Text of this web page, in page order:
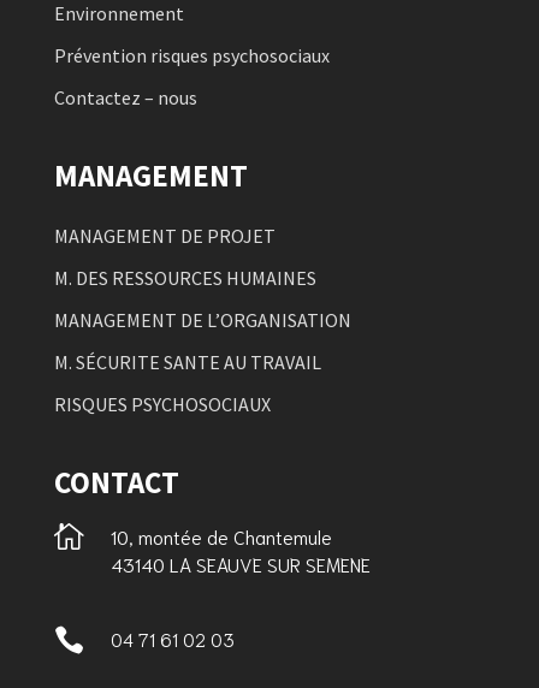
Environnement
Prévention risques psychosociaux
Contactez – nous
MANAGEMENT
MANAGEMENT DE PROJET
M. DES RESSOURCES HUMAINES
MANAGEMENT DE L’ORGANISATION
M. SÉCURITE SANTE AU TRAVAIL
RISQUES PSYCHOSOCIAUX
CONTACT

10, montée de Chantemule
43140 LA SEAUVE SUR SEMENE
 04 71 61 02 03